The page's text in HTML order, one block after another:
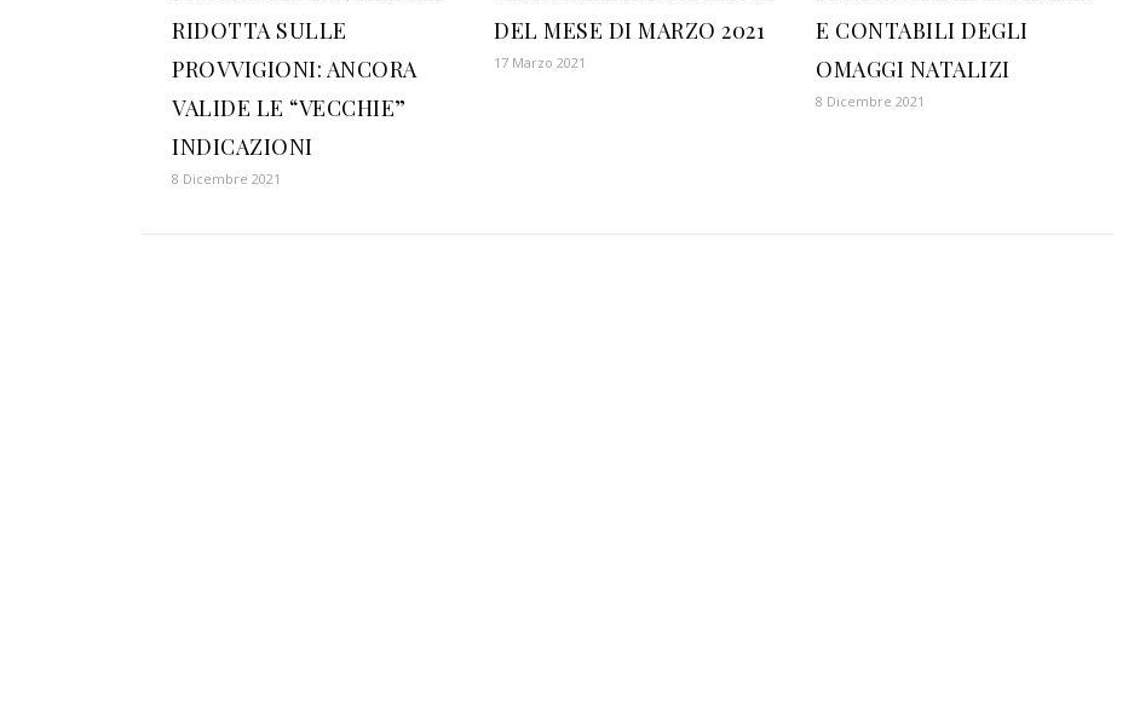
RIDOTTA SULLE
PROVVIGIONI: ANCORA
VALIDE LE “VECCHIE”
INDICAZIONI
8 Dicembre 2021
DEL MESE DI MARZO 2021
17 Marzo 2021
E CONTABILI DEGLI
OMAGGI NATALIZI
8 Dicembre 2021